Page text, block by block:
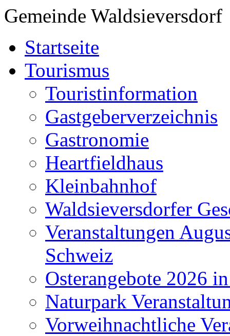
Gemeinde Waldsieversdorf
Startseite
Tourismus
Touristinformation
Gastgeberverzeichnis
Gastronomie
Heartfieldhaus
Kleinbahnhof
Waldsieversdorfer
Veranstaltungen
Schweiz
Osterangebote 2026
Naturpark
Vorweihnachtliche